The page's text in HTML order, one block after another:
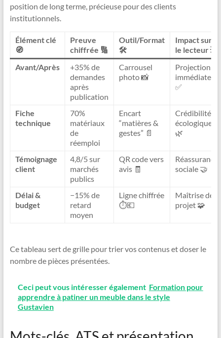
position de long terme, précieuse pour des clients
institutionnels.
Élément clé
🧭
Preuve
chiffrée 🔢
Outil/Format
🛠️
Impact sur
le lecteur 💥
Avant/Après
+35% de
demandes
après
publication
Carrousel
photo 📸
Projection
immédiate
✅
Fiche
technique
70%
matériaux
de
réemploi
Encart
“matières &
gestes” 📄
Crédibilité
écologique
🌿
Témoignage
client
4,8/5 sur
marchés
publics
QR code vers
avis 🧾
Réassurance
sociale 🤝
Délai &
budget
−15% de
retard
moyen
Ligne chiffrée
⏱️💶
Maîtrise de
projet 🧩
Ce tableau sert de grille pour trier vos contenus et doser le
nombre de pièces présentées.
Ceci peut vous intéresser également Formation pour
apprendre à patiner un meuble dans le style
Gustavien